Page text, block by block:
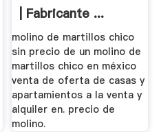
| Fabricante ...
molino de martillos chico
sin precio de un molino de
martillos chico en méxico
venta de oferta de casas y
apartamientos a la venta y
alquiler en. precio de
molino.